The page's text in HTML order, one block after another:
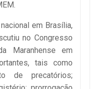
em Brasília,
no Congresso
Maranhense em
tais como
de precatórios;